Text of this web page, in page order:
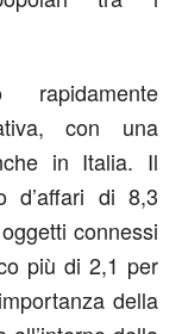
con una
in Italia. Il
d’affari di 8,3
connessi
più di 2,1 per
della